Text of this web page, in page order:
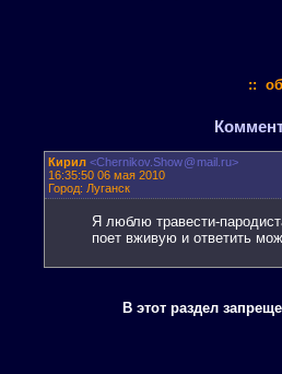
::
Кирил <Chernikov.Show@mail.ru>
16:35:50 06 мая 2010
Город: Луганск
Я люблю травести-
поет вживую и ответить
В этот раздел